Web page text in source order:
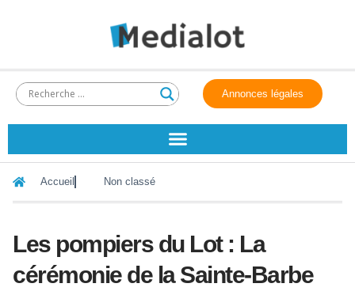
Annonces légales
Accueil Non classé
Les pompiers du Lot : La
cérémonie de la Sainte-Barbe